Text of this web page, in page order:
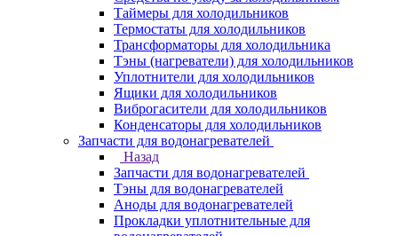
Таймеры для холодильников
Термостаты для холодильников
Трансформаторы для холодильника
Тэны (нагреватели) для холодильников
Уплотнители для холодильников
Ящики для холодильников
Виброгасители для холодильников
Конденсаторы для холодильников
Запчасти для водонагревателей
Назад
Запчасти для водонагревателей
Тэны для водонагревателей
Аноды для водонагревателей
Прокладки уплотнительные для